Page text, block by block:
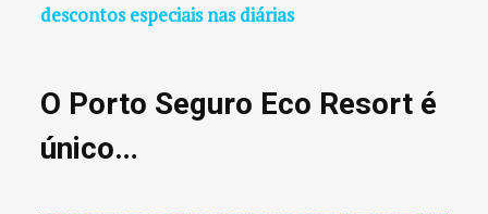
descontos especiais nas diárias
O Porto Seguro Eco Resort é
único…